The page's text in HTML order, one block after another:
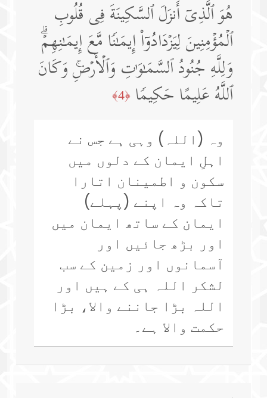
هُوَ ٱلَّذِیۤ أَنزَلَ ٱلسَّكِینَةَ فِی قُلُوبِ
ٱلۡمُؤۡمِنِینَ لِیَزۡدَادُوۤا۟ إِیمَـٰنࣰا مَّعَ إِیمَـٰنِهِمۡۗ
وَلِلَّهِ جُنُودُ ٱلسَّمَـٰوَ ٰ⁠تِ وَٱلۡأَرۡضِۚ وَكَانَ
ٱللَّهُ عَلِیمًا حَكِیمࣰا ﴿4﴾
وہ (اللہ) وہی ہے جس نے
اہلِ ایمان کے دلوں میں
سکون و اطمینان اتارا
تاکہ وہ اپنے (پہلے)
ایمان کے ساتھ ایمان میں
اور بڑھ جائیں اور
آسمانوں اور زمین کے سب
لشکر اللہ ہی کے ہیں اور
اللہ بڑا جاننے والا، بڑا
حکمت والا ہے۔